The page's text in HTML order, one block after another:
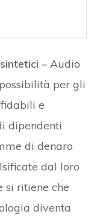
– Audio
per gli
e
dipendenti
di denaro
dal loro
si ritiene che
diventa